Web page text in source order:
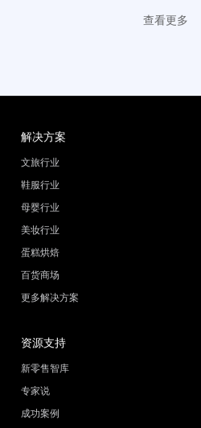
查看更多
解决方案
文旅行业
鞋服行业
母婴行业
美妆行业
蛋糕烘焙
百货商场
更多解决方案
资源支持
新零售智库
专家说
成功案例